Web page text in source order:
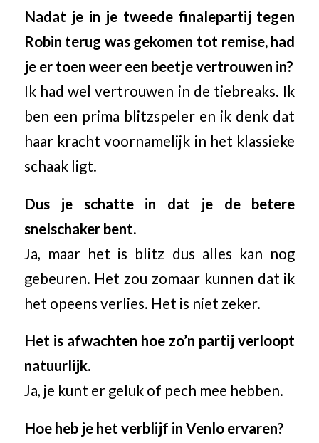
Nadat je in je tweede finalepartij tegen
Robin terug was gekomen tot remise, had
je er toen weer een beetje vertrouwen in?
Ik had wel vertrouwen in de tiebreaks. Ik
ben een prima blitzspeler en ik denk dat
haar kracht voornamelijk in het klassieke
schaak ligt.
Dus je schatte in dat je de betere
snelschaker bent.
Ja, maar het is blitz dus alles kan nog
gebeuren. Het zou zomaar kunnen dat ik
het opeens verlies. Het is niet zeker.
Het is afwachten hoe zo’n partij verloopt
natuurlijk.
Ja, je kunt er geluk of pech mee hebben.
Hoe heb je het verblijf in Venlo ervaren?